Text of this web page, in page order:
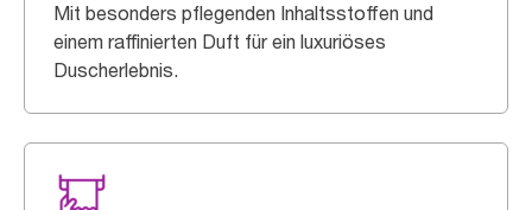
Mit besonders pflegenden Inhaltsstoffen und
einem raffinierten Duft für ein luxuriöses
Duscherlebnis.